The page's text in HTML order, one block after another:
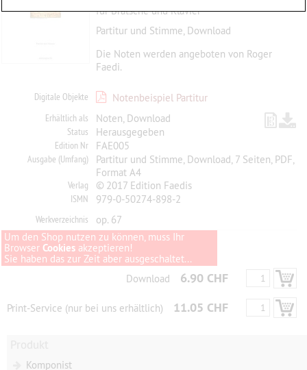
für Bratsche und Klavier
Partitur und Stimme, Download
Die Noten werden angeboten von Roger
Faedi.
Digitale Objekte Notenbeispiel Partitur
Erhältlich als Noten, Download
Status Herausgegeben
Edition Nr FAE005
Ausgabe (Umfang)
Partitur und Stimme, Download, 7 Seiten, PDF,
Format A4
Verlag © 2017 Edition Faedis
ISMN 979-0-50274-898-2
Werkverzeichnis
op. 67
Um den Shop nutzen zu können, muss Ihr
Browser Cookies akzeptieren!
Sie haben das zur Zeit aber ausgeschaltet...
Download
6.90 CHF
Print-Service (nur bei uns erhältlich) 11.05 CHF
Komponist